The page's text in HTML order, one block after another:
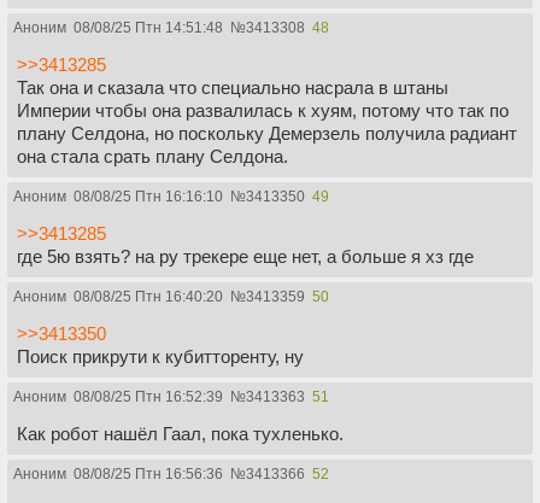
Аноним 08/08/25 Птн 14:51:48 №3413308 48
>>3413285
Так она и сказала что специально насрала в штаны
Империи чтобы она развалилась к хуям, потому что так по
плану Селдона, но поскольку Демерзель получила радиант
она стала срать плану Селдона.
Аноним 08/08/25 Птн 16:16:10 №3413350 49
>>3413285
где 5ю взять? на ру трекере еще нет, а больше я хз где
Аноним 08/08/25 Птн 16:40:20 №3413359 50
>>3413350
Поиск прикрути к кубитторенту, ну
Аноним 08/08/25 Птн 16:52:39 №3413363 51
Как робот нашёл Гаал, пока тухленько.
Аноним 08/08/25 Птн 16:56:36 №3413366 52